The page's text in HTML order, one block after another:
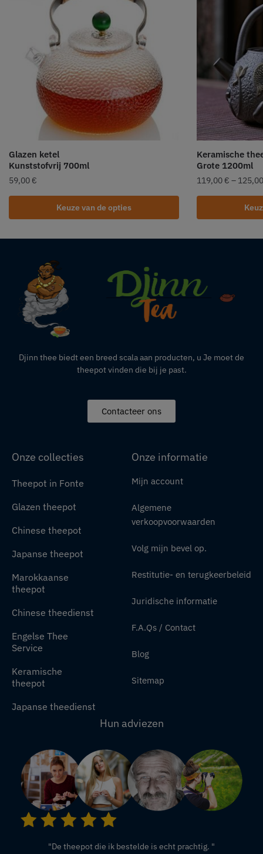
Glazen ketel
Kunststofvrij 700ml
59,00 €
Keuze van de opties
Keramische
Grote 1200ml
119,00 € –
Djinn thee biedt een breed scala aan producten, u Je moet de
theepot vinden die bij je past.
Contacteer ons
Onze collecties
Theepot in Fonte
Glazen theepot
Chinese theepot
Japanse theepot
Marokkaanse
theepot
Chinese theedienst
Engelse Thee
Service
Keramische
theepot
Japanse theedienst
Onze informatie
Mijn account
Algemene
verkoopvoorwaarden
Volg mijn bevel op.
Restitutie- en terugkeerbeleid
Juridische informatie
F.A.Qs / Contact
Blog
Sitemap
Hun adviezen
"De theepot die ik bestelde is echt prachtig. "